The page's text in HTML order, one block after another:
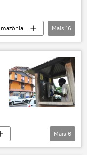
Defesa
Marinha
Mais 16
França
Mais 6